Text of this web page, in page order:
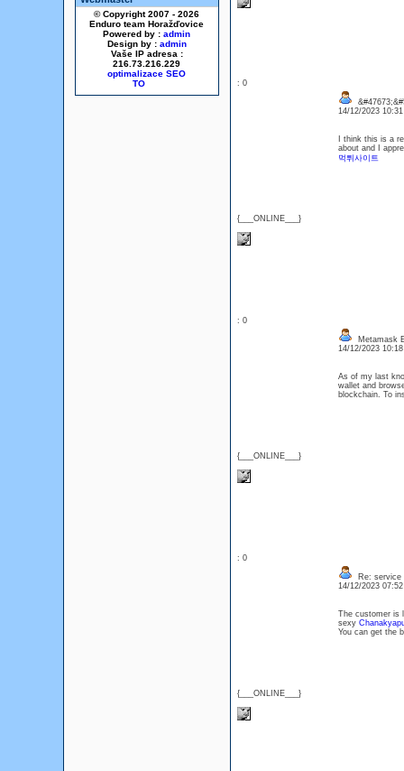
© Copyright 2007 - 2026
Enduro team Horažďovice
Powered by : admin
Design by : admin
Vaše IP adresa :
216.73.216.229
optimalizace SEO
: 0
{___ONLINE___}
14/12/2023
I think this is a
about and I
먹튀사이트
: 0
{___ONLINE___}
Metamask
14/12/2023
As of my last
wallet and
blockchain. To
: 0
{___ONLINE___}
Re: service
14/12/2023
The customer is
sexy
You can get the